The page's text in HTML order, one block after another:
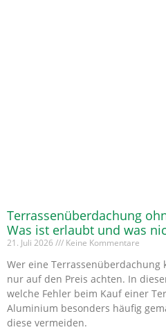
Terrassenüberdachung
Was ist erlaubt und was
21. Juli 2026 Keine Kommentare
Wer eine Terrassenüberdachung
nur auf den Preis achten. In
welche Fehler beim Kauf einer
Aluminium besonders häufig
diese vermeiden.